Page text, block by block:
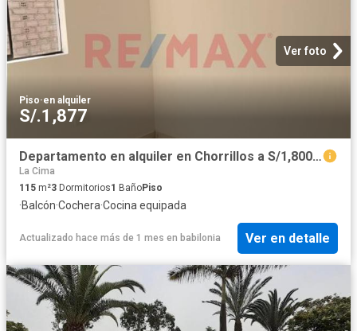
Ver foto
Piso·en alquiler
S/.1,877
Departamento en alquiler en Chorrillos a S/1,800 al mes
La Cima
115 m²3 Dormitorios1 BañoPiso
·Balcón·Cochera·Cocina equipada
Actualizado hace más de 1 mes en babilonia Ver en detalle